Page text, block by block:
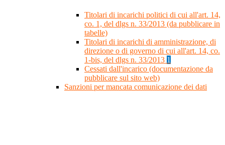
Titolari di incarichi politici di cui all'art. 14,
co. 1, del dlgs n. 33/2013 (da pubblicare in
tabelle)
Titolari di incarichi di amministrazione, di
direzione o di governo di cui all'art. 14, co.
1-bis, del dlgs n. 33/2013 1
Cessati dall'incarico (documentazione da
pubblicare sul sito web)
Sanzioni per mancata comunicazione dei dati